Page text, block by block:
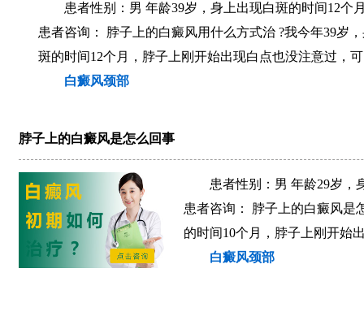
患者性别：男 年龄39岁，身上出现白斑的时间12个
患者咨询： 脖子上的白癜风用什么方式治 ?我今年39岁
斑的时间12个月，脖子上刚开始出现白点也没注意过
白癜风颈部
脖子上的白癜风是怎么回事
患者性别：男 年龄29岁，
患者咨询： 脖子上的白癜风是
的时间10个月，脖子上刚开
白癜风颈部